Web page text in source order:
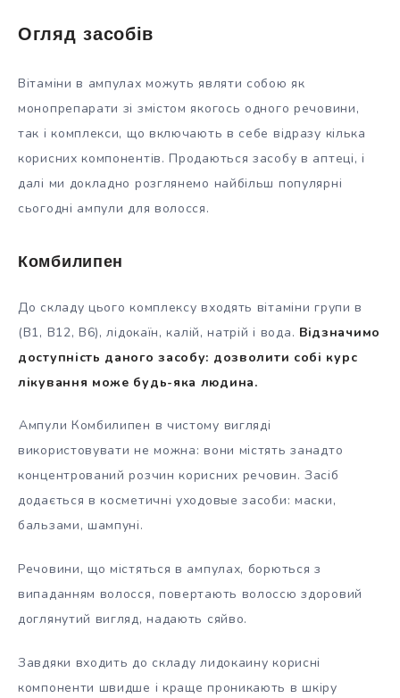
Огляд засобів
Вітаміни в ампулах можуть являти собою як
монопрепарати зі змістом якогось одного речовини,
так і комплекси, що включають в себе відразу кілька
корисних компонентів. Продаються засобу в аптеці, і
далі ми докладно розглянемо найбільш популярні
сьогодні ампули для волосся.
Комбилипен
До складу цього комплексу входять вітаміни групи в
(В1, В12, В6), лідокаїн, калій, натрій і вода. Відзначимо
доступність даного засобу: дозволити собі курс
лікування може будь-яка людина.
Ампули Комбилипен в чистому вигляді
використовувати не можна: вони містять занадто
концентрований розчин корисних речовин. Засіб
додається в косметичні уходовые засоби: маски,
бальзами, шампуні.
Речовини, що містяться в ампулах, борються з
випаданням волосся, повертають волоссю здоровий
доглянутий вигляд, надають сяйво.
Завдяки входить до складу лидокаину корисні
компоненти швидше і краще проникають в шкіру